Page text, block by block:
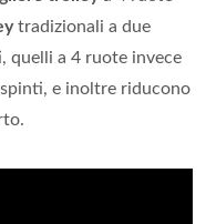
tradizionali a due
quelli a 4 ruote invece
e inoltre riducono